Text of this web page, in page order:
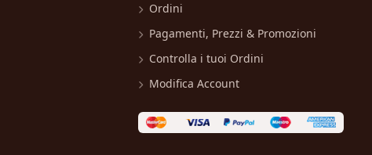
Ordini
Pagamenti, Prezzi & Promozioni
Controlla i tuoi Ordini
Modifica Account